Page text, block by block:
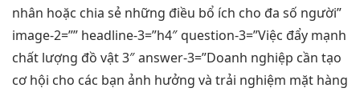
nhân hoặc chia sẻ những điều bổ ích cho đa số người”
image-2=”” headline-3=”h4″ question-3=”Việc đẩy mạnh
chất lượng đồ vật 3″ answer-3=”Doanh nghiệp cần tạo
cơ hội cho các bạn ảnh hưởng và trải nghiệm mặt hàng